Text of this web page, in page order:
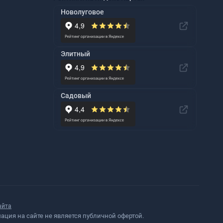
Новолуговое
Элитный
Садовый
на сайте не является публичной офертой.